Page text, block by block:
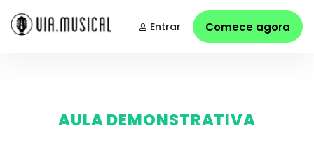
Entrar Comece agora
AULA DEMONSTRATIVA